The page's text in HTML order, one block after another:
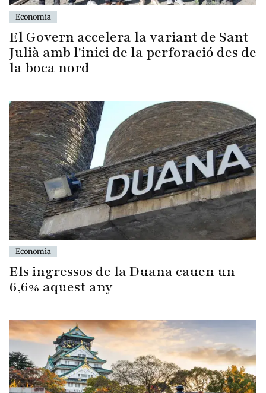
Economia
El Govern accelera la variant de Sant
Julià amb l'inici de la perforació des de
la boca nord
Economia
Els ingressos de la Duana cauen un
6,6% aquest any